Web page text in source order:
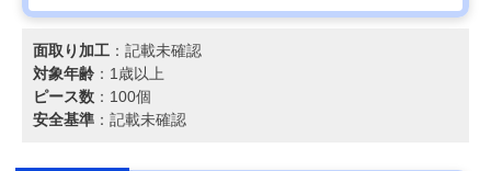
面取り加工 ：記載未確認
対象年齢 ：1歳以上
ピース数 ：100個
安全基準 ：記載未確認